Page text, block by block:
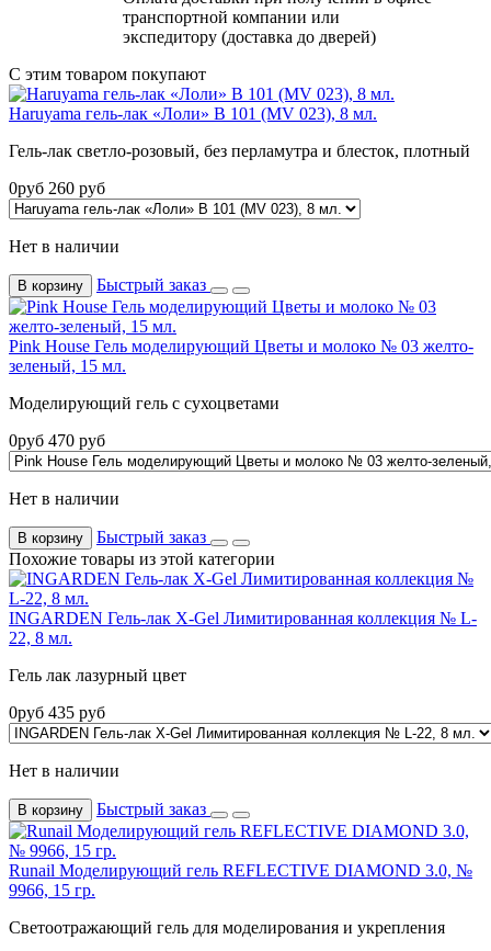
транспортной компании или
экспедитору (доставка до дверей)
С этим товаром покупают
Haruyama гель-лак «Лоли» B 101 (MV 023), 8 мл.
Гель-лак светло-розовый, без перламутра и блесток, плотный
0руб 260 руб
Нет в наличии
В корзину Быстрый заказ
Pink House Гель моделирующий Цветы и молоко № 03 желто-
зеленый, 15 мл.
Моделирующий гель с сухоцветами
0руб 470 руб
Нет в наличии
В корзину
Быстрый заказ
Похожие товары из этой категории
INGARDEN Гель-лак X-Gel Лимитированная коллекция № L-
22, 8 мл.
Гель лак лазурный цвет
0руб 435 руб
Нет в наличии
В корзину Быстрый заказ
Runail Моделирующий гель REFLECTIVE DIAMOND 3.0, №
9966, 15 гр.
Светоотражающий гель для моделирования и укрепления